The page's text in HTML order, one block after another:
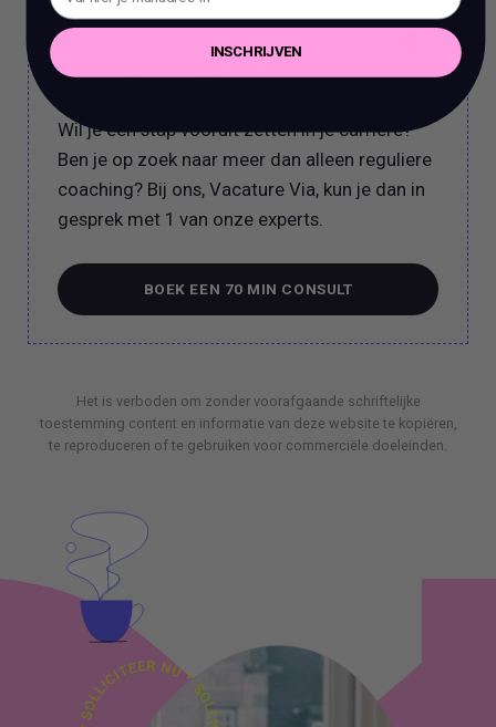
Wil je een stap vooruit zetten in je carrière?
Ben je op zoek naar meer dan alleen reguliere
coaching? Bij ons, Vacature Via, kun je dan in
gesprek met 1 van onze experts.
BOEK EEN 70 MIN CONSULT
BOEK EEN 70 MIN CONSULT
Het is verboden om zonder voorafgaande schriftelijke
toestemming content en informatie van deze website te kopiëren,
te reproduceren of te gebruiken voor commerciële doeleinden.
INSCHRIJVEN